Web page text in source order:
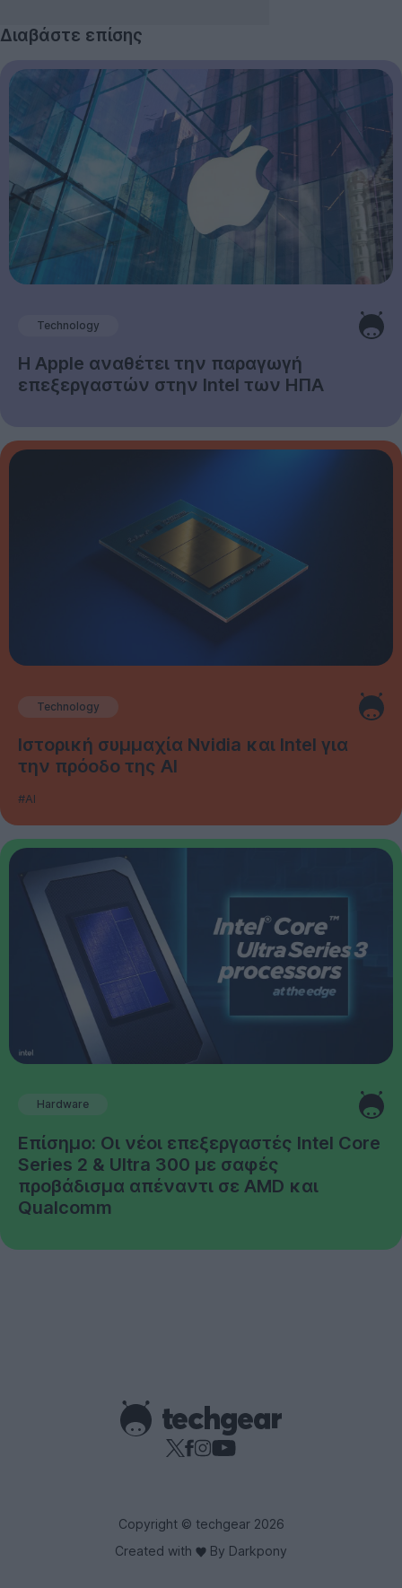
Διαβάστε επίσης
Technology
Η Apple αναθέτει την παραγωγή
επεξεργαστών στην Intel των ΗΠΑ
Technology
Ιστορική συμμαχία Nvidia και Intel για
την πρόοδο της AI
#AI
Hardware
Επίσημο: Οι νέοι επεξεργαστές Intel Core
Series 2 & Ultra 300 με σαφές
προβάδισμα απέναντι σε AMD και
Qualcomm
Copyright © techgear 2026
Created with
By Darkpony